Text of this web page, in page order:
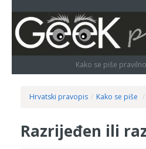
Kako se piše
Hrvatski pravopis / Kako se piše /
Razrijeđen ili